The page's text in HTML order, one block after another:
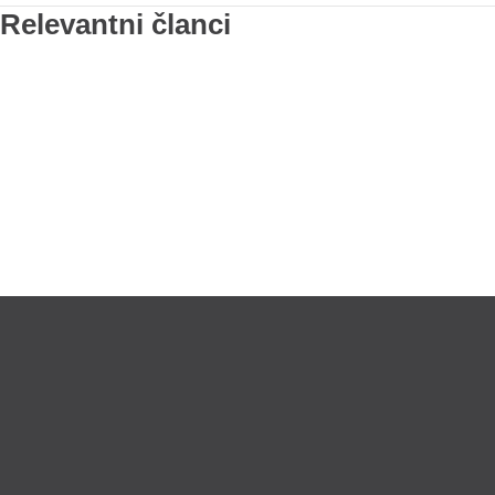
Relevantni članci